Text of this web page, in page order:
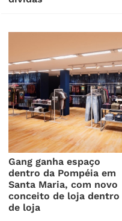
Gang ganha espaço
dentro da Pompéia em
Santa Maria, com novo
conceito de loja dentro
de loja